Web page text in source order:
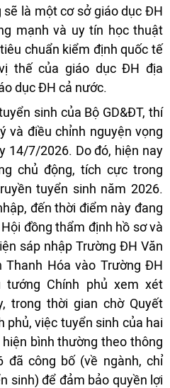
là một cơ sở giáo dục ĐH
mạnh và uy tín học thuật
chuẩn kiểm định quốc tế
thế của giáo dục ĐH địa
dục ĐH cả nước.
sinh của Bộ GD&ĐT, thí
và điều chỉnh nguyện vọng
14/7/2026. Do đó, hiện nay
chủ động, tích cực trong
tuyển sinh năm 2026.
đến thời điểm này đang
đồng thẩm định hồ sơ và
sáp nhập Trường ĐH Văn
Thanh Hóa vào Trường ĐH
Chính phủ xem xét
trong thời gian chờ Quyết
phủ, việc tuyển sinh của hai
bình thường theo thông
đã công bố (về ngành, chỉ
sinh) để đảm bảo quyền lợi